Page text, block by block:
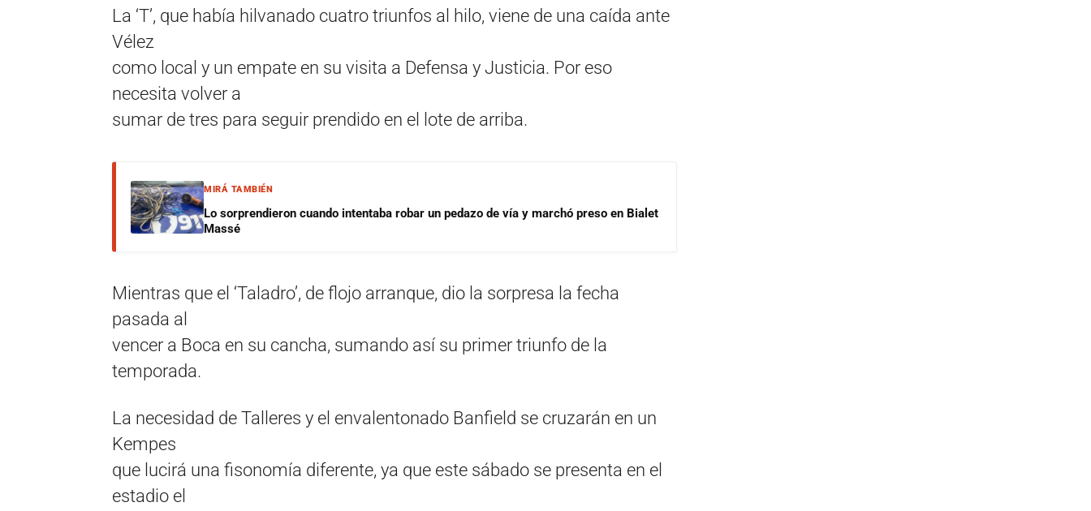
La ‘T’, que había hilvanado cuatro triunfos al hilo, viene de una caída ante
Vélez
como local y un empate en su visita a Defensa y Justicia. Por eso
necesita volver a
sumar de tres para seguir prendido en el lote de arriba.
MIRÁ TAMBIÉN
Lo sorprendieron cuando intentaba robar un pedazo de vía y marchó preso en Bialet
Massé
Mientras que el ‘Taladro’, de flojo arranque, dio la sorpresa la fecha
pasada al
vencer a Boca en su cancha, sumando así su primer triunfo de la
temporada.
La necesidad de Talleres y el envalentonado Banfield se cruzarán en un
Kempes
que lucirá una fisonomía diferente, ya que este sábado se presenta en el
estadio el